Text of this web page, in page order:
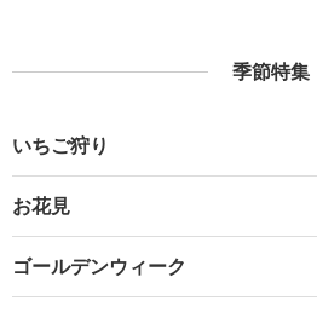
季節特集
いちご狩り
お花見
ゴールデンウィーク